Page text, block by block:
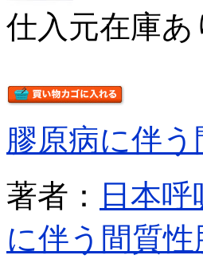
仕入元在庫あ
膠原病に伴
著者：
日本
に伴う間質性